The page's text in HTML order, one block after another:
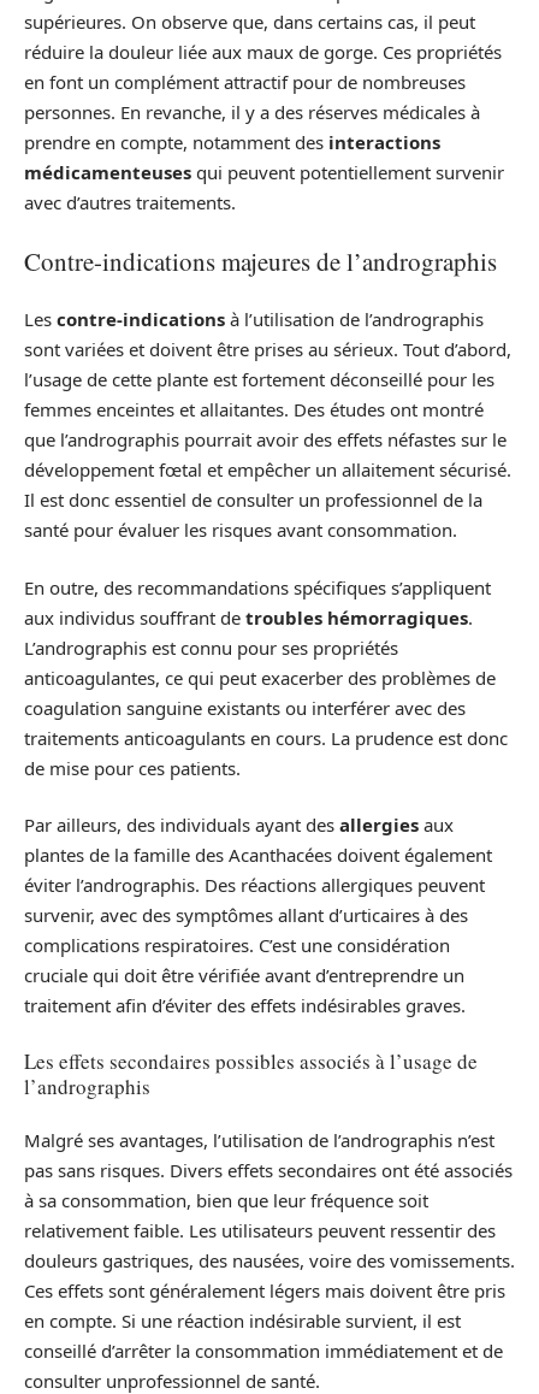
supérieures. On observe que, dans certains cas, il peut
réduire la douleur liée aux maux de gorge. Ces propriétés
en font un complément attractif pour de nombreuses
personnes. En revanche, il y a des réserves médicales à
prendre en compte, notamment des interactions
médicamenteuses qui peuvent potentiellement survenir
avec d’autres traitements.
Contre-indications majeures de l’andrographis
Les contre-indications à l’utilisation de l’andrographis
sont variées et doivent être prises au sérieux. Tout d’abord,
l’usage de cette plante est fortement déconseillé pour les
femmes enceintes et allaitantes. Des études ont montré
que l’andrographis pourrait avoir des effets néfastes sur le
développement fœtal et empêcher un allaitement sécurisé.
Il est donc essentiel de consulter un professionnel de la
santé pour évaluer les risques avant consommation.
En outre, des recommandations spécifiques s’appliquent
aux individus souffrant de troubles hémorragiques.
L’andrographis est connu pour ses propriétés
anticoagulantes, ce qui peut exacerber des problèmes de
coagulation sanguine existants ou interférer avec des
traitements anticoagulants en cours. La prudence est donc
de mise pour ces patients.
Par ailleurs, des individuals ayant des allergies aux
plantes de la famille des Acanthacées doivent également
éviter l’andrographis. Des réactions allergiques peuvent
survenir, avec des symptômes allant d’urticaires à des
complications respiratoires. C’est une considération
cruciale qui doit être vérifiée avant d’entreprendre un
traitement afin d’éviter des effets indésirables graves.
Les effets secondaires possibles associés à l’usage de
l’andrographis
Malgré ses avantages, l’utilisation de l’andrographis n’est
pas sans risques. Divers effets secondaires ont été associés
à sa consommation, bien que leur fréquence soit
relativement faible. Les utilisateurs peuvent ressentir des
douleurs gastriques, des nausées, voire des vomissements.
Ces effets sont généralement légers mais doivent être pris
en compte. Si une réaction indésirable survient, il est
conseillé d’arrêter la consommation immédiatement et de
consulter unprofessionnel de santé.